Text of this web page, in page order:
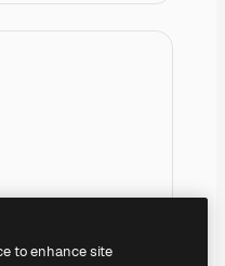
to enhance site